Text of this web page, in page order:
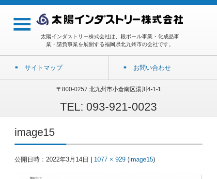
太陽インダストリー株式会社は、段ボール事業・化成品事
業・請負事業を展開する福岡県北九州市の会社です。
サイトマップ お問い合わせ
〒800-0257 北九州市小倉南区湯川4-1-1
TEL: 093-921-0023
image15
公開日時： 2022年3月14日 1077 × 929 (image15)